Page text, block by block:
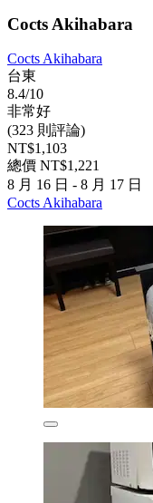
Cocts Akihabara
Cocts Akihabara
台東
8.4/10
非常好
(323 則評論)
NT$1,103
總價 NT$1,221
8 月 16 日 - 8 月 17 日
Cocts Akihabara